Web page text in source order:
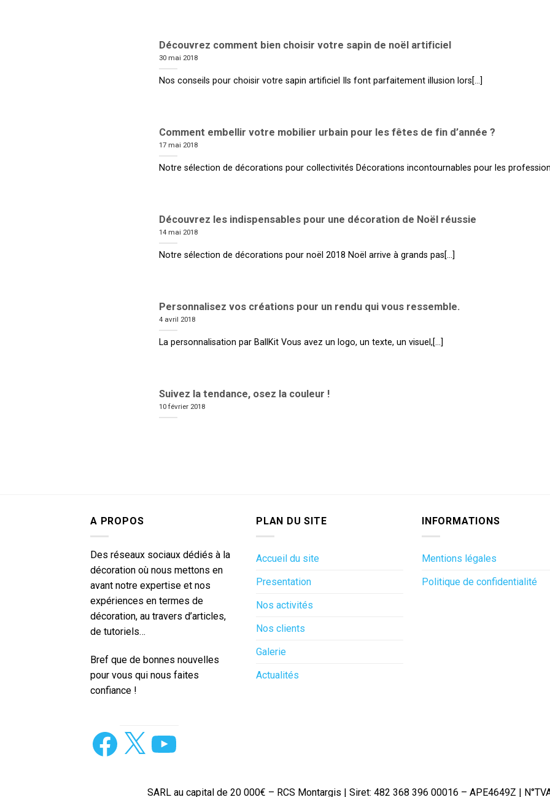
Découvrez comment bien choisir votre sapin de noël artificiel
30 mai 2018
Nos conseils pour choisir votre sapin artificiel Ils font parfaitement illusion lors[...]
Comment embellir votre mobilier urbain pour les fêtes de fin d’année ?
17 mai 2018
Notre sélection de décorations pour collectivités Décorations incontournables pour les
Découvrez les indispensables pour une décoration de Noël réussie
14 mai 2018
Notre sélection de décorations pour noël 2018 Noël arrive à grands pas[...]
Personnalisez vos créations pour un rendu qui vous ressemble.
4 avril 2018
La personnalisation par BallKit Vous avez un logo, un texte, un visuel,[...]
Suivez la tendance, osez la couleur !
10 février 2018
A PROPOS
Des réseaux sociaux dédiés à la
décoration où nous mettons en
avant notre expertise et nos
expériences en termes de
décoration, au travers d’articles,
de tutoriels…
Bref que de bonnes nouvelles
pour vous qui nous faites
confiance !
PLAN DU SITE
Accueil du site
Presentation
Nos activités
Nos clients
Galerie
Actualités
INFORMATIONS
Mentions légales
Politique de confidentialité
Facebook
X YouTube
SARL au capital de 20 000€ – RCS Montargis | Siret: 482 368 396 00016 – APE4649Z |